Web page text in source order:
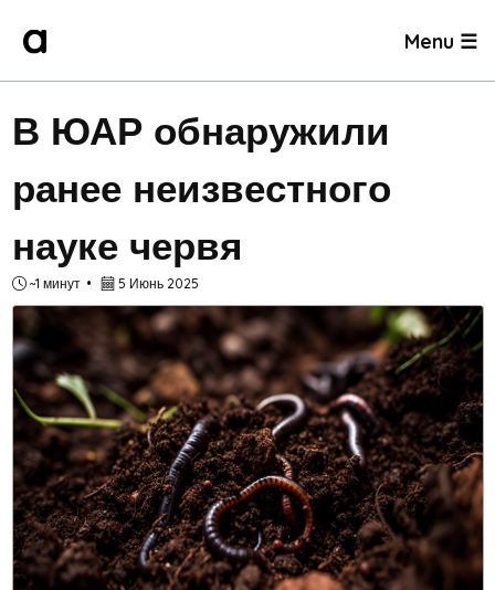
Menu ☰
В ЮАР обнаружили
ранее неизвестного
науке червя
~1 минут 5 Июнь 2025